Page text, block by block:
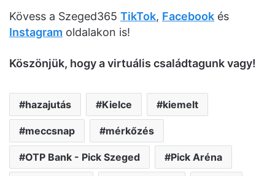
Kövess a Szeged365 TikTok, Facebook és
Instagram oldalakon is!
Köszönjük, hogy a virtuális családtagunk vagy!
hazajutás Kielce kiemelt
meccsnap mérkőzés
OTP Bank - Pick Szeged Pick Aréna